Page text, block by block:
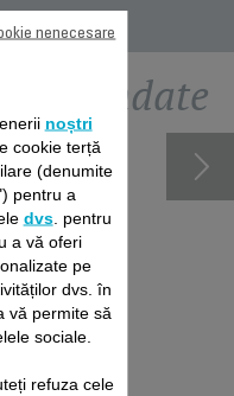
noștri
cookie terță
(denumite
pentru a
dvs. pentru
a vă oferi
pe
dvs. în
vă permite să
sociale.
refuza cele
nenecesare